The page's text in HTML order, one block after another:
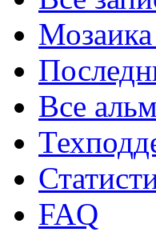
Мозаика
Все
FAQ